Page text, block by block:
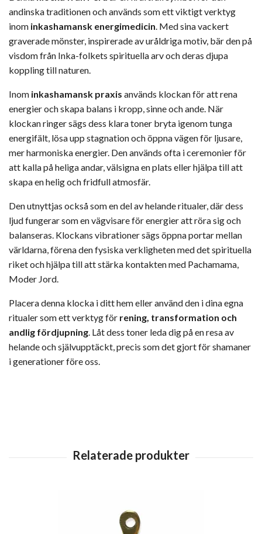
andinska traditionen och används som ett viktigt verktyg
inom inkashamansk energimedicin . Med sina vackert
graverade mönster, inspirerade av uråldriga motiv, bär den på
visdom från Inka-folkets spirituella arv och deras djupa
koppling till naturen.
Inom inkashamansk praxis används klockan för att rena
energier och skapa balans i kropp, sinne och ande. När
klockan ringer sägs dess klara toner bryta igenom tunga
energifält, lösa upp stagnation och öppna vägen för ljusare,
mer harmoniska energier. Den används ofta i ceremonier för
att kalla på heliga andar, välsigna en plats eller hjälpa till att
skapa en helig och fridfull atmosfär.
Den utnyttjas också som en del av helande ritualer, där dess
ljud fungerar som en vägvisare för energier att röra sig och
balanseras. Klockans vibrationer sägs öppna portar mellan
världarna, förena den fysiska verkligheten med det spirituella
riket och hjälpa till att stärka kontakten med Pachamama,
Moder Jord.
Placera denna klocka i ditt hem eller använd den i dina egna
ritualer som ett verktyg för rening, transformation och
andlig fördjupning . Låt dess toner leda dig på en resa av
helande och självupptäckt, precis som det gjort för shamaner
i generationer före oss.